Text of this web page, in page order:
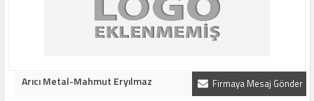
Firmaya Mesaj Gönder
Arıcı Metal-Mahmut Eryılmaz